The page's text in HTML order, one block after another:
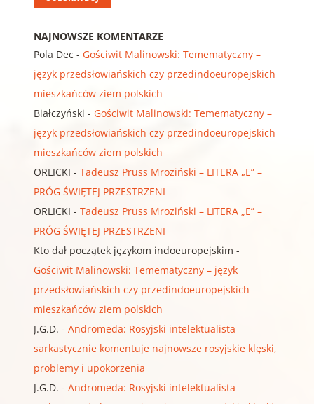
NAJNOWSZE KOMENTARZE
Pola Dec - Gościwit Malinowski: Temematyczny –
język przedsłowiańskich czy przedindoeuropejskich
mieszkańców ziem polskich
Białczyński - Gościwit Malinowski: Temematyczny –
język przedsłowiańskich czy przedindoeuropejskich
mieszkańców ziem polskich
ORLICKI - Tadeusz Pruss Mroziński – LITERA „E” –
PRÓG ŚWIĘTEJ PRZESTRZENI
ORLICKI - Tadeusz Pruss Mroziński – LITERA „E” –
PRÓG ŚWIĘTEJ PRZESTRZENI
Kto dał początek językom indoeuropejskim -
Gościwit Malinowski: Temematyczny – język
przedsłowiańskich czy przedindoeuropejskich
mieszkańców ziem polskich
J.G.D. - Andromeda: Rosyjski intelektualista
sarkastycznie komentuje najnowsze rosyjskie klęski,
problemy i upokorzenia
J.G.D. - Andromeda: Rosyjski intelektualista